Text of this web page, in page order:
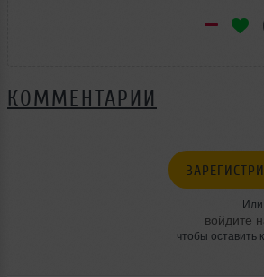
КОММЕНТАРИИ
Или
войдите
чтобы оставить